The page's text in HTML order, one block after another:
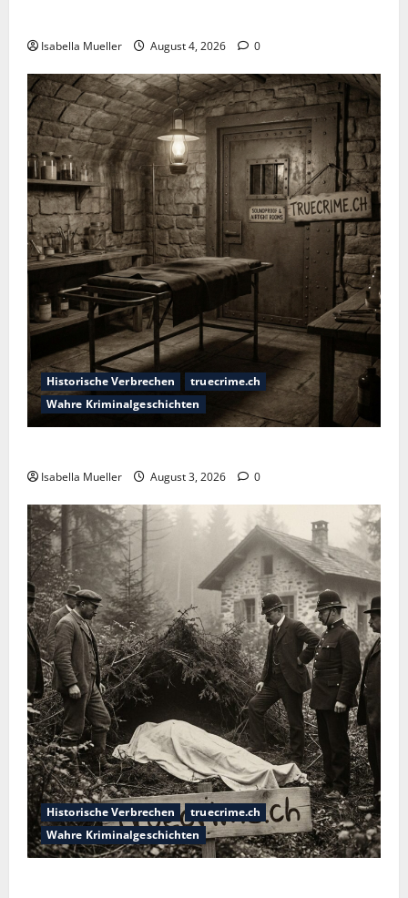
Isabella Mueller August 4, 2026 0
Historische Verbrechen
truecrime.ch
Wahre Kriminalgeschichten
Isabella Mueller August 3, 2026 0
Historische Verbrechen
truecrime.ch
Wahre Kriminalgeschichten